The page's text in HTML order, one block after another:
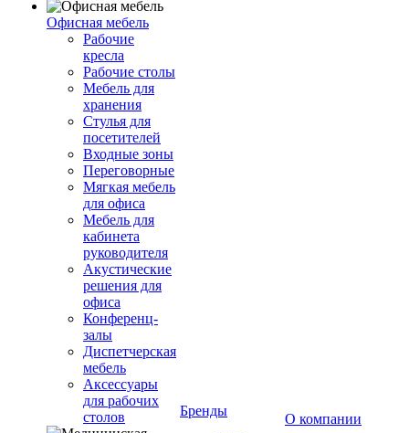
Офисная мебель
Рабочие
кресла
Рабочие столы
Мебель для
хранения
Стулья для
посетителей
Входные зоны
Переговорные
Мягкая мебель
для офиса
Мебель для
кабинета
руководителя
Акустические
решения для
офиса
Конференц-
залы
Диспетчерская
мебель
Аксессуары
для рабочих
столов
Бренды
О компании